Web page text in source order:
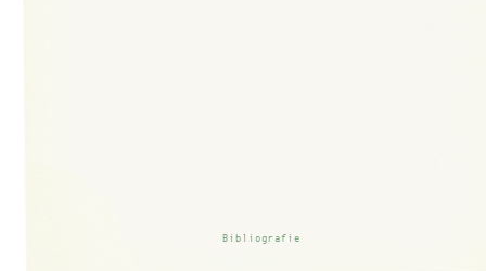
Bibliografie